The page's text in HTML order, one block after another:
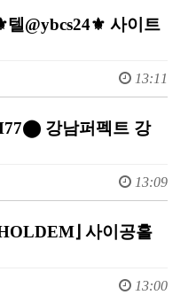
@ybcs24⚜ 사이트
13:11
강남퍼펙트 강
13:09
사이공홀
13:00